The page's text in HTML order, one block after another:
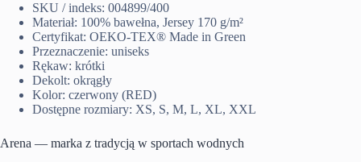
SKU / indeks: 004899/400
Materiał: 100% bawełna, Jersey 170 g/m²
Certyfikat: OEKO-TEX® Made in Green
Przeznaczenie: uniseks
Rękaw: krótki
Dekolt: okrągły
Kolor: czerwony (RED)
Dostępne rozmiary: XS, S, M, L, XL, XXL
Arena — marka z tradycją w sportach wodnych